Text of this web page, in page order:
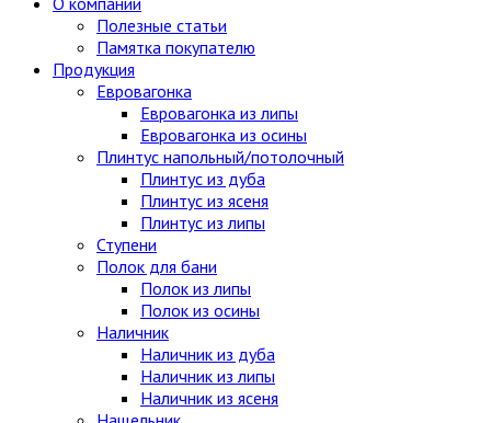
Полезные статьи
Памятка покупателю
Продукция
Евровагонка
Евровагонка из липы
Евровагонка из осины
Плинтус напольный/потолочный
Плинтус из дуба
Плинтус из ясеня
Плинтус из липы
Ступени
Полок для бани
Полок из липы
Полок из осины
Наличник
Наличник из дуба
Наличник из липы
Наличник из ясеня